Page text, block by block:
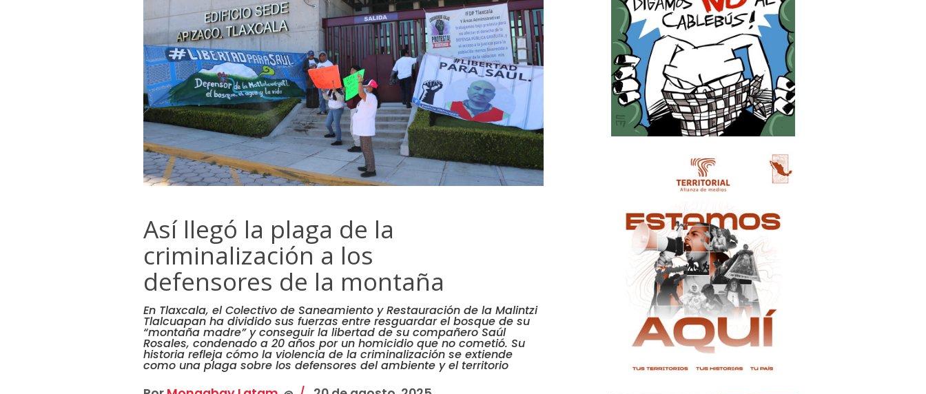
Así llegó la plaga de la
criminalización a los
defensores de la montaña
En Tlaxcala, el Colectivo de Saneamiento y Restauración de la Malintzi
Tlalcuapan ha dividido sus fuerzas entre resguardar el bosque de su
“montaña madre” y conseguir la libertad de su compañero Saúl
Rosales, condenado a 20 años por un homicidio que no cometió. Su
historia refleja cómo la violencia de la criminalización se extiende
como una plaga sobre los defensores del ambiente y el territorio